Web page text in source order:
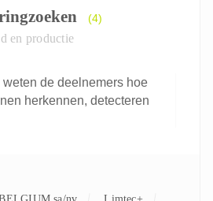
(4)
en productie
de deelnemers hoe
herkennen, detecteren